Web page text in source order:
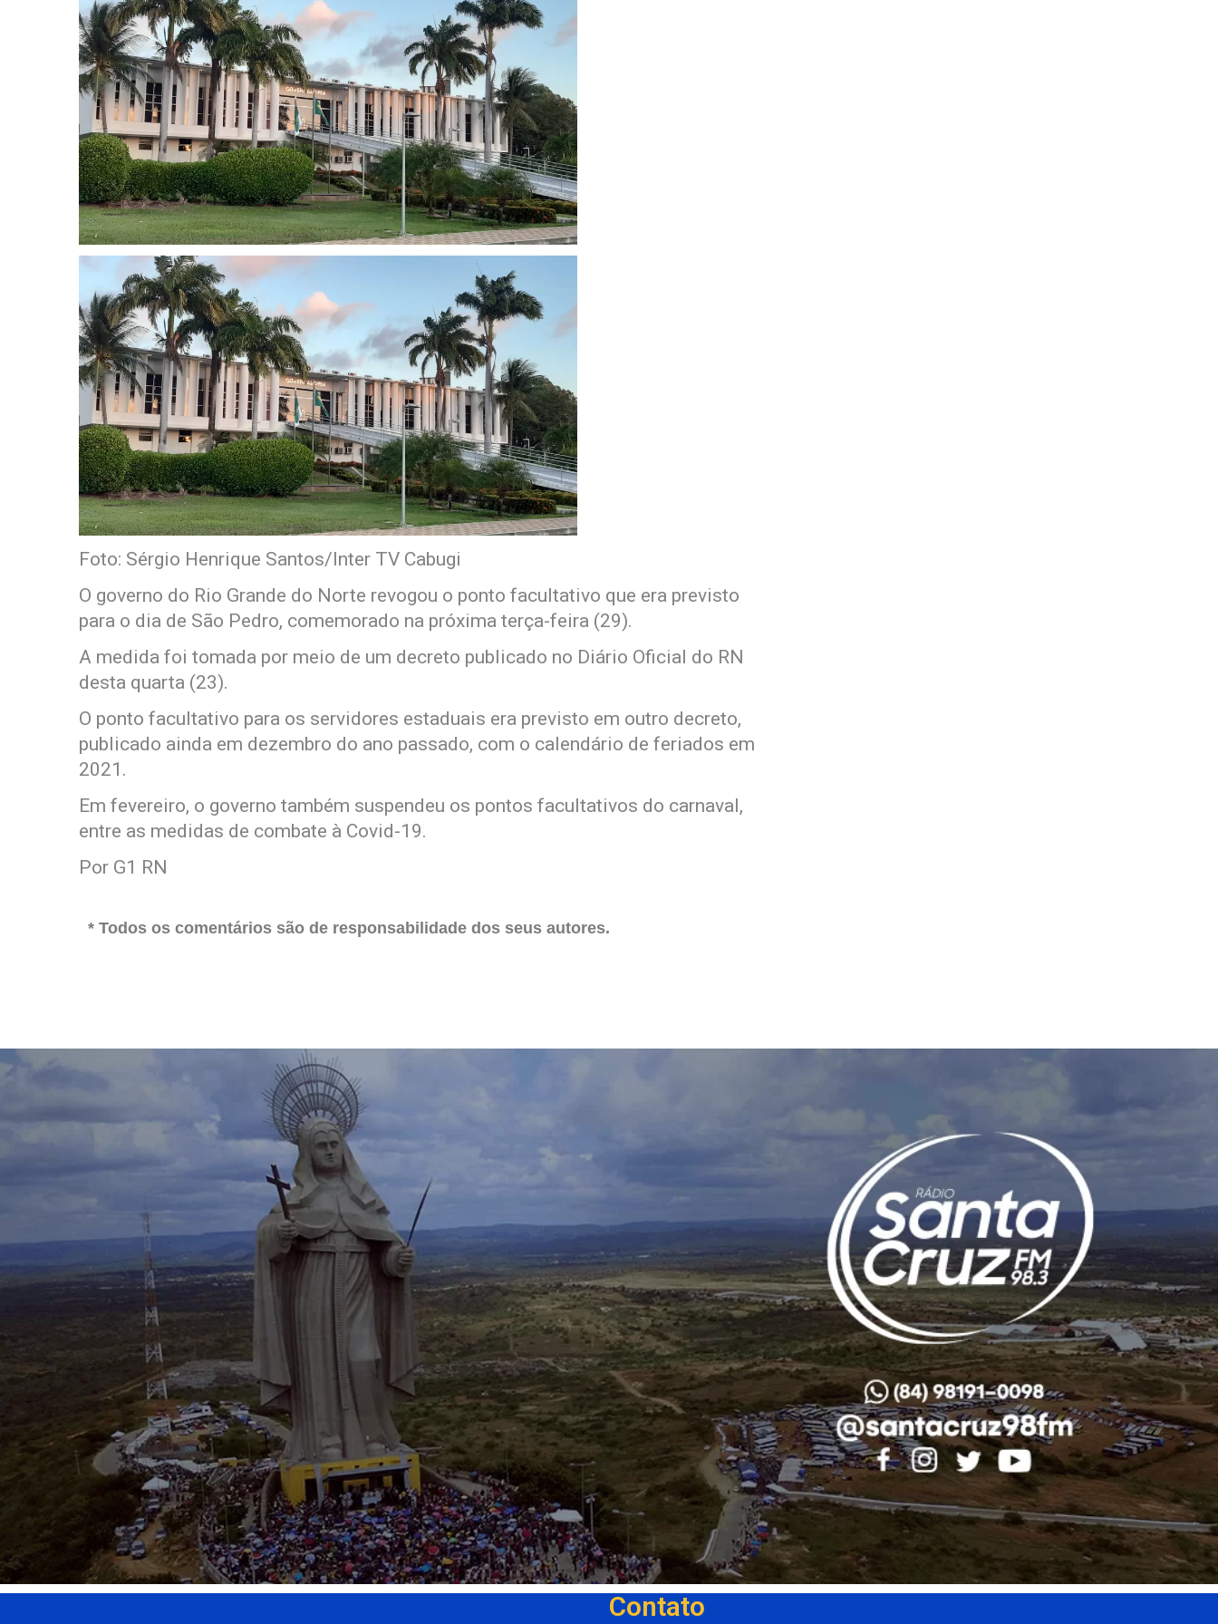
Foto: Sérgio Henrique Santos/Inter TV Cabugi
O governo do Rio Grande do Norte revogou o ponto facultativo que era previsto
para o dia de São Pedro, comemorado na próxima terça-feira (29).
A medida foi tomada por meio de um decreto publicado no Diário Oficial do RN
desta quarta (23).
O ponto facultativo para os servidores estaduais era previsto em outro decreto,
publicado ainda em dezembro do ano passado, com o calendário de feriados em
2021.
Em fevereiro, o governo também suspendeu os pontos facultativos do carnaval,
entre as medidas de combate à Covid-19.
Por G1 RN
* Todos os comentários são de responsabilidade dos seus autores.
Contato